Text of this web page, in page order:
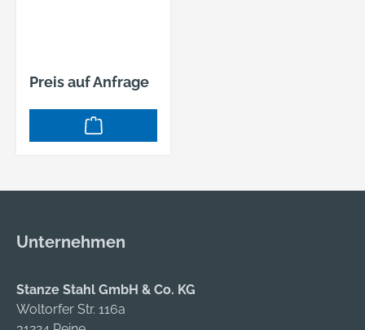
Preis auf Anfrage
Unternehmen
Stanze Stahl GmbH & Co. KG
Woltorfer Str. 116a